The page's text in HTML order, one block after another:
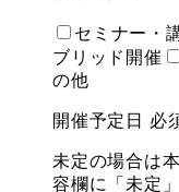
セミナー・
ブリッド開催
の他
開催予定日 必
未定の場合は
容欄に「未定